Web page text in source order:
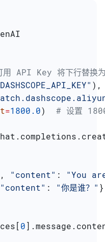
用 API Key 将下行替
),
=1800.0) # 设置
, "content" : "You
"content" : "你是谁？"
0